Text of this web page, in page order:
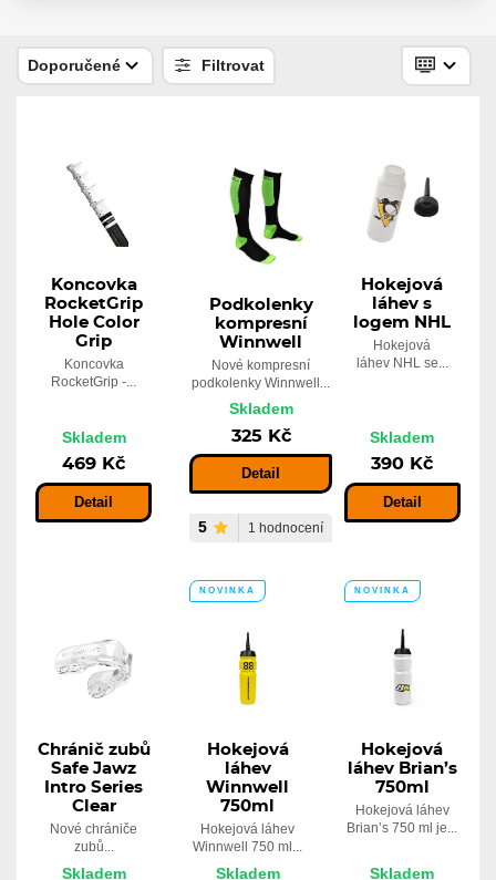
Skladem
110 Kč
Doporučené Filtrovat
Koncovka
RocketGrip
Hole Color
Grip
Koncovka
RocketGrip -...
Skladem
469 Kč
Detail
Podkolenky
kompresní
Winnwell
Nové kompresní
podkolenky Winnwell...
Skladem
325 Kč
Detail
5 1 hodnocení
Hokejová
láhev s
logem NHL
Hokejová
láhev NHL se...
Skladem
390 Kč
Detail
Chránič zubů
Safe Jawz
Intro Series
Clear
Nové chrániče
zubů...
Skladem
NOVINKA
Hokejová
láhev
Winnwell
750ml
Hokejová láhev
Winnwell 750 ml...
Skladem
NOVINKA
Hokejová
láhev Brian’s
750ml
Hokejová láhev
Brian’s 750 ml je...
Skladem